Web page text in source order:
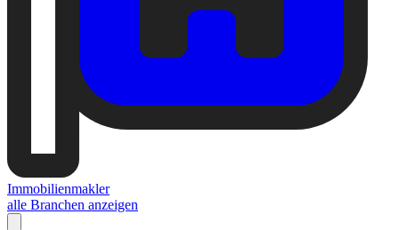
Immobilienmakler
alle Branchen anzeigen